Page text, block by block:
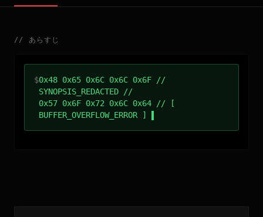
// あらすじ
$0x48 0x65 0x6C 0x6C 0x6F //
SYNOPSIS_REDACTED //
0x57 0x6F 0x72 0x6C 0x64 // [
BUFFER_OVERFLOW_ERROR ]